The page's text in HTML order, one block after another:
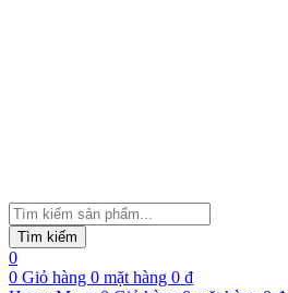
Tìm
kiếm
sản
phẩm
Tìm kiếm
0
0 Giỏ hàng 0 mặt hàng 0 ₫